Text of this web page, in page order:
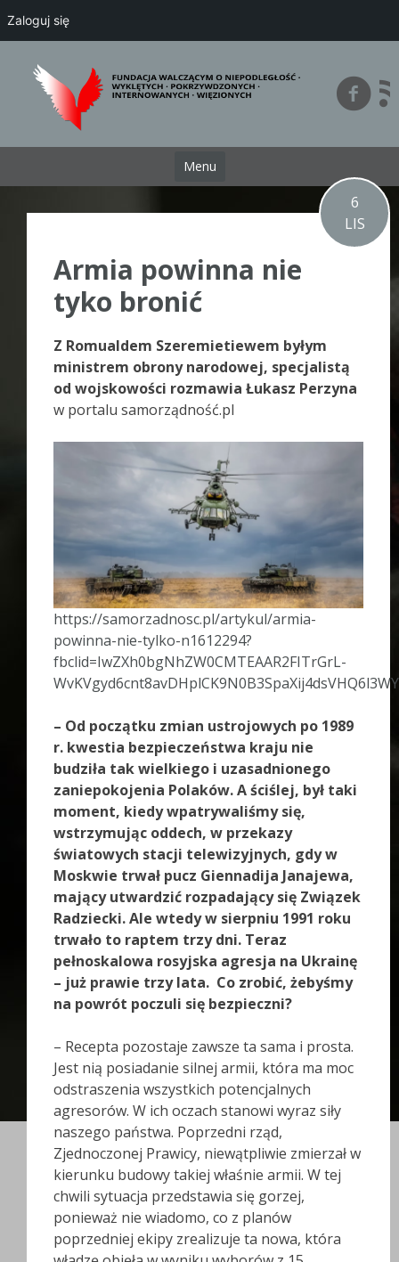
Menu
6
LIS
Armia powinna nie
tyko bronić
Z Romualdem Szeremietiewem byłym
ministrem obrony narodowej, specjalistą
od wojskowości rozmawia Łukasz Perzyna
w portalu samorządność.pl
https://samorzadnosc.pl/artykul/armia-
powinna-nie-tylko-n1612294?
fbclid=IwZXh0bgNhZW0CMTEAAR2FITrGrL-
– Od początku zmian ustrojowych po 1989
r. kwestia bezpieczeństwa kraju nie
budziła tak wielkiego i uzasadnionego
zaniepokojenia Polaków. A ściślej, był taki
moment, kiedy wpatrywaliśmy się,
wstrzymując oddech, w przekazy
światowych stacji telewizyjnych, gdy w
Moskwie trwał pucz Giennadija Janajewa,
mający utwardzić rozpadający się Związek
Radziecki. Ale wtedy w sierpniu 1991 roku
trwało to raptem trzy dni. Teraz
pełnoskalowa rosyjska agresja na Ukrainę
– już prawie trzy lata. Co zrobić, żebyśmy
na powrót poczuli się bezpieczni?
– Recepta pozostaje zawsze ta sama i prosta.
Jest nią posiadanie silnej armii, która ma moc
odstraszenia wszystkich potencjalnych
agresorów. W ich oczach stanowi wyraz siły
naszego państwa. Poprzedni rząd,
Zjednoczonej Prawicy, niewątpliwie zmierzał w
kierunku budowy takiej właśnie armii. W tej
chwili sytuacja przedstawia się gorzej,
ponieważ nie wiadomo, co z planów
poprzedniej ekipy zrealizuje ta nowa, która
Zaloguj się